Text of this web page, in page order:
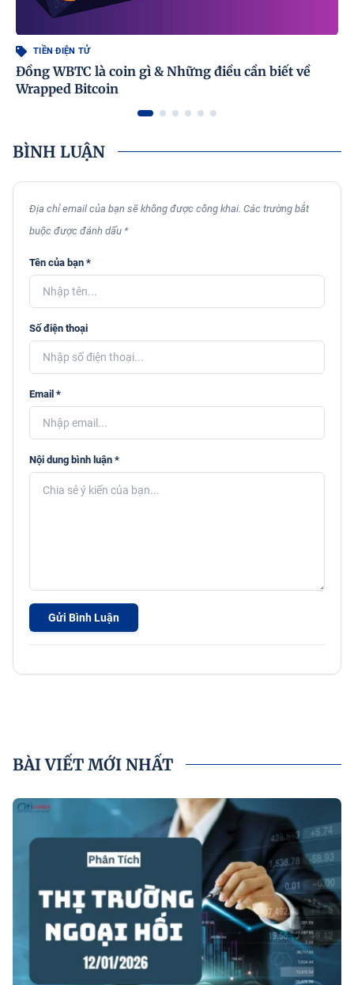
TIỀN ĐIỆN TỬ
Đồng WBTC là coin gì & Những điều cần biết về
Wrapped Bitcoin
BÌNH LUẬN
Địa chỉ email của bạn sẽ không được công khai. Các trường bắt
buộc được đánh dấu *
Tên của bạn *
Số điện thoại
Email *
Nội dung bình luận *
Gửi Bình Luận
BÀI VIẾT MỚI NHẤT